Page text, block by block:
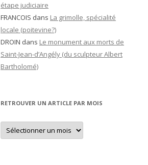
étape judiciaire
FRANCOIS dans La grimolle, spécialité
locale (poitevine?)
DROIN dans Le monument aux morts de
Saint-Jean-d’Angély (du sculpteur Albert
Bartholomé)
RETROUVER UN ARTICLE PAR MOIS
Retrouver
un
article